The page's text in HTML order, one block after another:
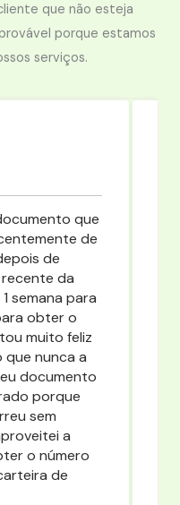
que não esteja
porque estamos
serviços.
que
de
de
da
semana para
obter o
muito feliz
nunca a
documento
porque
sem
a
o número
de